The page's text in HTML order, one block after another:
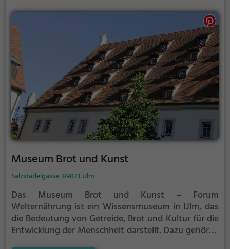
weißen Fassade und modernen Architektur einen
deutlichen Kontrast zum gotischen Münster
darstellt.
Museum Brot und Kunst
Salzstadelgasse, 89073 Ulm
Das Museum Brot und Kunst – Forum
Welternährung ist ein Wissensmuseum in Ulm, das
die Bedeutung von Getreide, Brot und Kultur für die
Entwicklung der Menschheit darstellt. Dazu gehören